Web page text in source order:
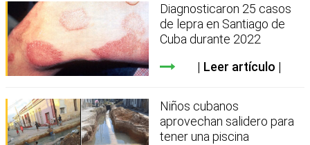
Diagnosticaron 25 casos
de lepra en Santiago de
Cuba durante 2022
Leer artículo
Niños cubanos
aprovechan salidero para
tener una piscina